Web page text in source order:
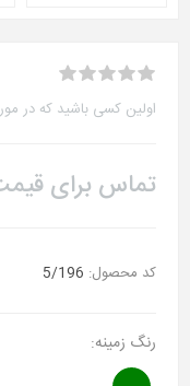
اولین کسی باشید که در
تماس برای
کد محصول: 5/196
رنگ زمینه: